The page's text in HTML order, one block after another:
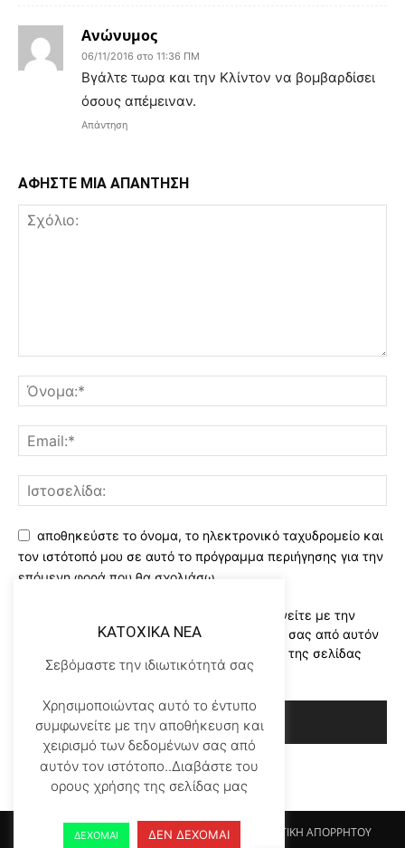
Ανώνυμος
06/11/2016 στο 11:36 ΠΜ
Βγάλτε τωρα και την Κλίντον να βομβαρδίσει
όσους απέμειναν.
Απάντηση
ΑΦΗΣΤΕ ΜΙΑ ΑΠΑΝΤΗΣΗ
αποθηκεύστε το όνομα, το ηλεκτρονικό ταχυδρομείο και
τον ιστότοπό μου σε αυτό το πρόγραμμα περιήγησης για την
επόμενη φορά που θα σχολιάσω.
Χρησιμοποιώντας αυτό το έντυπο συμφωνείτε με την
αποθήκευση και χειρισμό των δεδομένων σας από αυτόν
τον ιστότοπο..Διαβάστε του ορους χρήσης της σελίδας
μας*
Αρχικη KATOHIKA NEA Login Register
ΠΟΛΙΤΙΚΗ ΑΠΟΡΡΗΤΟΥ
KATOXIKA NEA
Σεβόμαστε την ιδιωτικότητά σας
Χρησιμοποιώντας αυτό το έντυπο
συμφωνείτε με την αποθήκευση και
χειρισμό των δεδομένων σας από
αυτόν τον ιστότοπο..Διαβάστε του
ορους χρήσης της σελίδας μας
ΔΕΧΟΜΑΙ ΔΕΝ ΔΕΧΟΜΑΙ